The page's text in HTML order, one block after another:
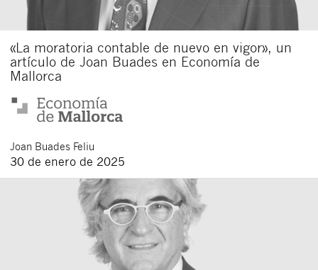
«La moratoria contable de nuevo en vigor», un
artículo de Joan Buades en Economía de
Mallorca
Joan Buades Feliu
30 de enero de 2025